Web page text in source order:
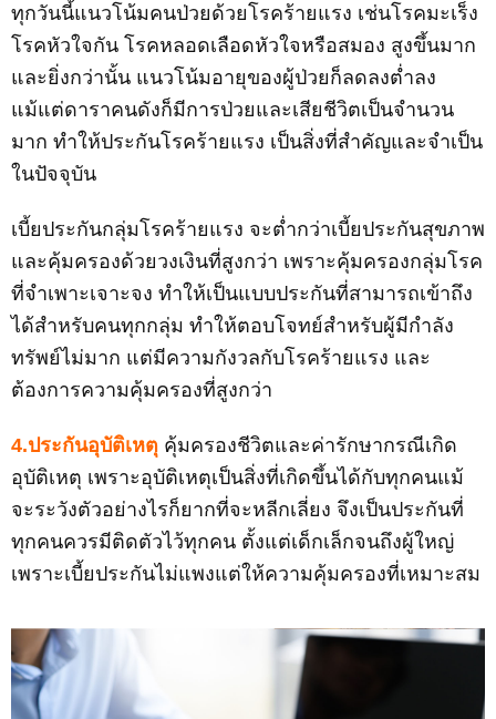
ทุกวันนี้แนวโน้มคนป่วยด้วยโรคร้ายแรง เช่นโรคมะเร็ง
โรคหัวใจกัน โรคหลอดเลือดหัวใจหรือสมอง สูงขึ้นมาก
และยิ่งกว่านั้น แนวโน้มอายุของผู้ป่วยก็ลดลงต่ำลง
แม้แต่ดาราคนดังก็มีการป่วยและเสียชีวิตเป็นจำนวน
มาก ทำให้ประกันโรคร้ายแรง เป็นสิ่งที่สำคัญและจำเป็น
ในปัจจุบัน
เบี้ยประกันกลุ่มโรคร้ายแรง จะต่ำกว่าเบี้ยประกันสุขภาพ
และคุ้มครองด้วยวงเงินที่สูงกว่า เพราะคุ้มครองกลุ่มโรค
ที่จำเพาะเจาะจง ทำให้เป็นแบบประกันที่สามารถเข้าถึง
ได้สำหรับคนทุกกลุ่ม ทำให้ตอบโจทย์สำหรับผู้มีกำลัง
ทรัพย์ไม่มาก แต่มีความกังวลกับโรคร้ายแรง และ
ต้องการความคุ้มครองที่สูงกว่า
4.ประกันอุบัติเหตุ คุ้มครองชีวิตและค่ารักษากรณีเกิด
อุบัติเหตุ เพราะอุบัติเหตุเป็นสิ่งที่เกิดขึ้นได้กับทุกคนแม้
จะระวังตัวอย่างไรก็ยากที่จะหลีกเลี่ยง จึงเป็นประกันที่
ทุกคนควรมีติดตัวไว้ทุกคน ตั้งแต่เด็กเล็กจนถึงผู้ใหญ่
เพราะเบี้ยประกันไม่แพงแต่ให้ความคุ้มครองที่เหมาะสม